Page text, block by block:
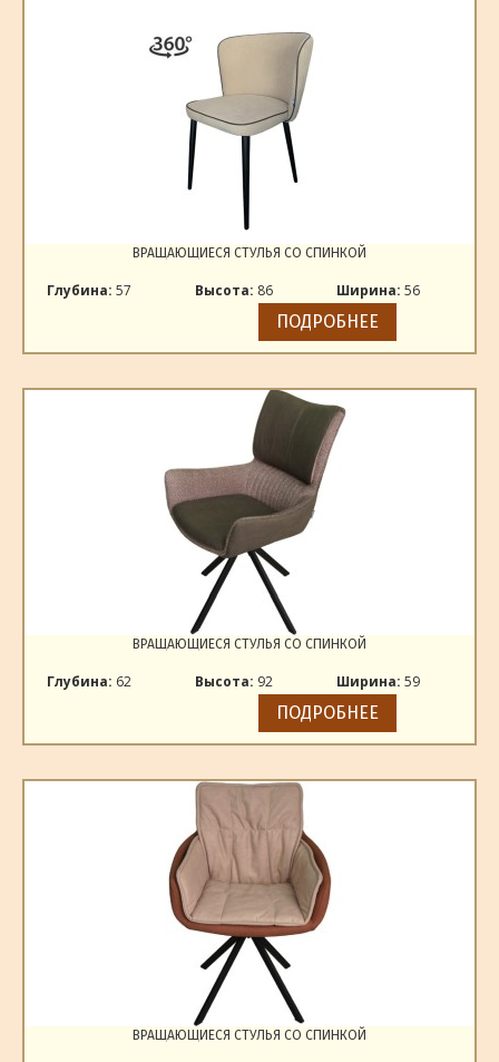
ВРАЩАЮЩИЕСЯ СТУЛЬЯ СО СПИНКОЙ
Глубина: 57 Высота: 86 Ширина: 56
ПОДРОБНЕЕ
ВРАЩАЮЩИЕСЯ СТУЛЬЯ СО СПИНКОЙ
Глубина: 62 Высота: 92 Ширина: 59
ПОДРОБНЕЕ
ВРАЩАЮЩИЕСЯ СТУЛЬЯ СО СПИНКОЙ